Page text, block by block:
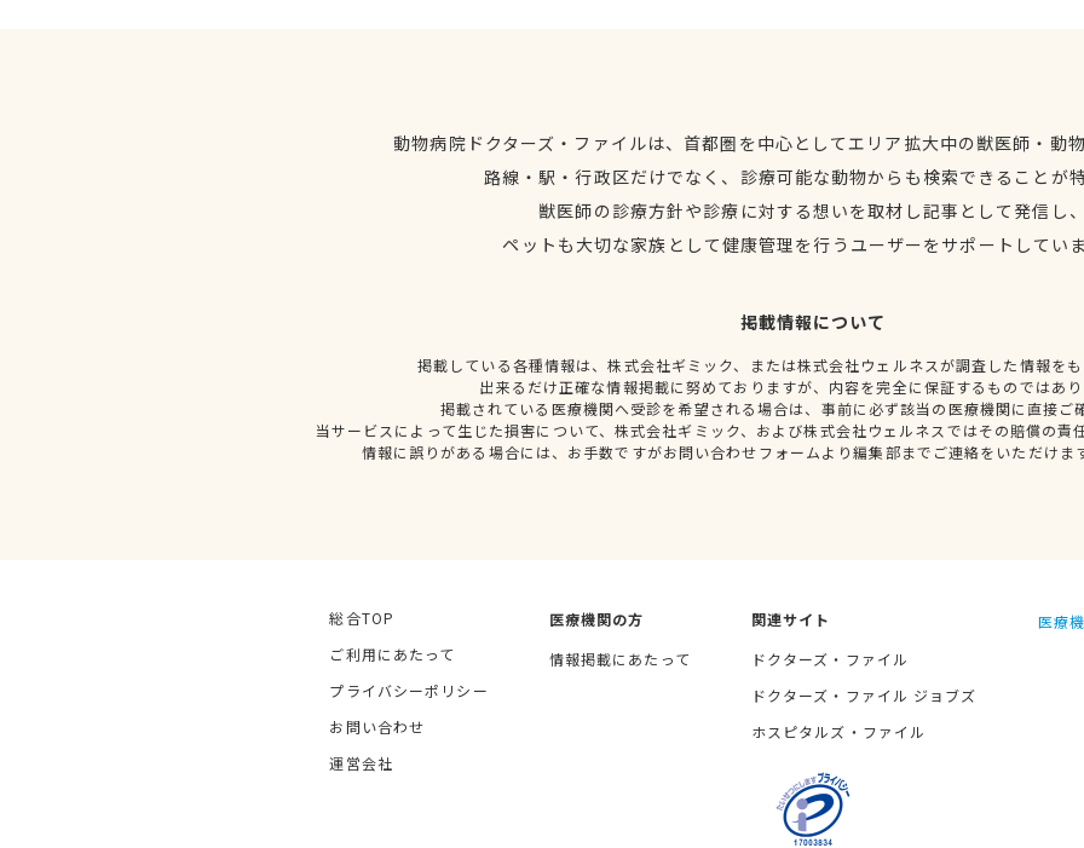
動物病院ドクターズ・ファイルは、首都圏を中心としてエリア拡大中の獣医師・動
路線・駅・行政区だけでなく、診療可能な動物からも検索できることが
獣医師の診療方針や診療に対する想いを取材し記事として発信し
ペットも大切な家族として健康管理を行うユーザーをサポートしてい
掲載情報について
掲載している各種情報は、株式会社ギミック、または株式会社ウェルネスが調査した情報を
出来るだけ正確な情報掲載に努めておりますが、内容を完全に保証するものではあ
掲載されている医療機関へ受診を希望される場合は、事前に必ず該当の医療機関に直接ご
当サービスによって生じた損害について、株式会社ギミック、および株式会社ウェルネスではその賠償の責
情報に誤りがある場合には、お手数ですがお問い合わせフォームより編集部までご連絡をいただけま
総合TOP
ご利用にあたって
プライバシーポリシー
お問い合わせ
運営会社
医療機関の方
情報掲載にあたって
関連サイト
ドクターズ・ファイル
ドクターズ・ファイル ジョブズ
ホスピタルズ・ファイル
医療